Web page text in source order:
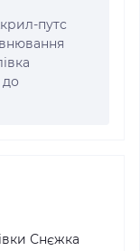
путс
до
Снєжка